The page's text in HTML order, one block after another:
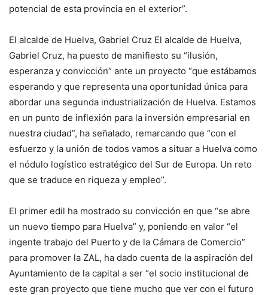
potencial de esta provincia en el exterior”.
El alcalde de Huelva, Gabriel Cruz El alcalde de Huelva,
Gabriel Cruz, ha puesto de manifiesto su “ilusión,
esperanza y convicción” ante un proyecto “que estábamos
esperando y que representa una oportunidad única para
abordar una segunda industrialización de Huelva. Estamos
en un punto de inflexión para la inversión empresarial en
nuestra ciudad”, ha señalado, remarcando que “con el
esfuerzo y la unión de todos vamos a situar a Huelva como
el nódulo logístico estratégico del Sur de Europa. Un reto
que se traduce en riqueza y empleo”.
El primer edil ha mostrado su convicción en que “se abre
un nuevo tiempo para Huelva” y, poniendo en valor “el
ingente trabajo del Puerto y de la Cámara de Comercio”
para promover la ZAL, ha dado cuenta de la aspiración del
Ayuntamiento de la capital a ser “el socio institucional de
este gran proyecto que tiene mucho que ver con el futuro